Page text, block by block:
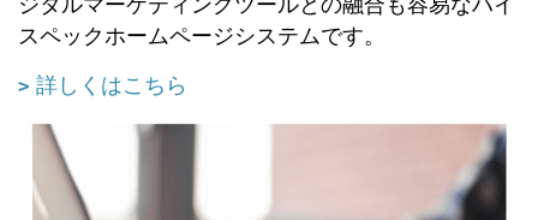
ジタルマーケティングツールとの融合も容易なハイ
スペックホームページシステムです。
詳しくはこちら